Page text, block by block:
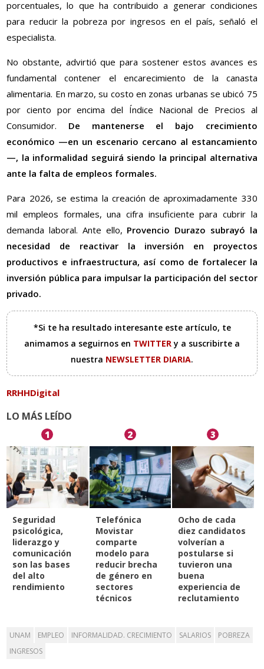
porcentuales, lo que ha contribuido a generar condiciones
para reducir la pobreza por ingresos en el país, señaló el
especialista.
No obstante, advirtió que para sostener estos avances es
fundamental contener el encarecimiento de la canasta
alimentaria. En marzo, su costo en zonas urbanas se ubicó 75
por ciento por encima del Índice Nacional de Precios al
Consumidor. De mantenerse el bajo crecimiento
económico —en un escenario cercano al estancamiento
—, la informalidad seguirá siendo la principal alternativa
ante la falta de empleos formales.
Para 2026, se estima la creación de aproximadamente 330
mil empleos formales, una cifra insuficiente para cubrir la
demanda laboral. Ante ello, Provencio Durazo subrayó la
necesidad de reactivar la inversión en proyectos
productivos e infraestructura, así como de fortalecer la
inversión pública para impulsar la participación del sector
privado.
*Si te ha resultado interesante este artículo, te
animamos a seguirnos en TWITTERy a suscribirte a
nuestra NEWSLETTER DIARIA.
RRHHDigital
LO MÁS LEÍDO
1
Seguridad
psicológica,
liderazgo y
comunicación
son las bases
del alto
rendimiento
2
Telefónica
Movistar
comparte
modelo para
reducir brecha
de género en
sectores
técnicos
3
Ocho de cada
diez candidatos
volverían a
postularse si
tuvieron una
buena
experiencia de
reclutamiento
UNAM EMPLEO INFORMALIDAD. CRECIMIENTO SALARIOS
POBREZA
INGRESOS